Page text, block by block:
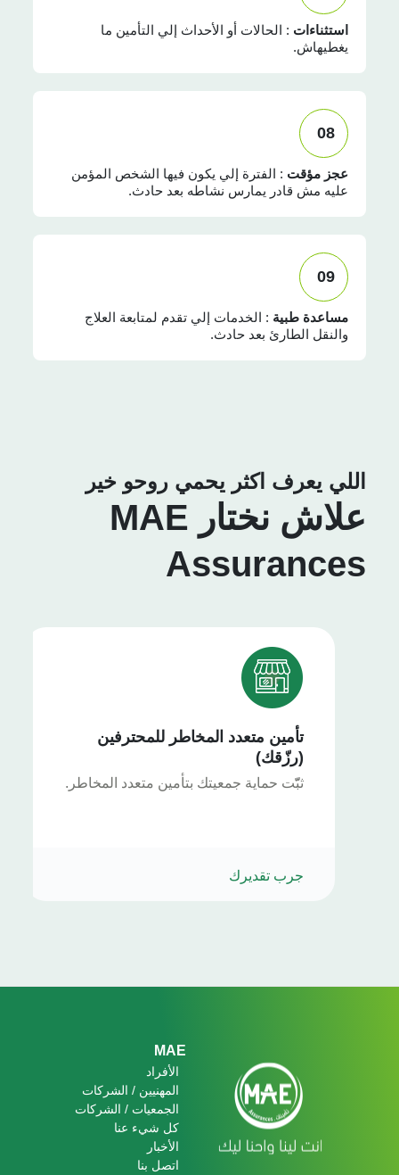
استثناءات : الحالات أو الأحداث إلي التأمين ما
يغطيهاش.
08
عجز مؤقت : الفترة إلي يكون فيها الشخص المؤمن
عليه مش قادر يمارس نشاطه بعد حادث.
09
مساعدة طبية : الخدمات إلي تقدم لمتابعة العلاج
والنقل الطارئ بعد حادث.
اللي يعرف اكثر يحمي روحو خير
علاش نختار MAE
Assurances
تأمين متعدد المخاطر للمحترفين
(رزّقك)
ثبّّت حماية جمعيتك بتأمين متعدد المخاطر.
جرب تقديرك
Footer
MAE
الأفراد
المهنيين / الشركات
الجمعيات / الشركات
كل شيء عنا
الأخبار
اتصل بنا